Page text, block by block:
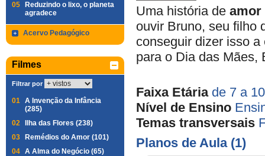
05
Reduzindo o lixo, o planeta
agradece
Acervo Pedagógico
Filmes
Filtrar por
01 A Invenção da Infância
(285)
02
Ilha das Flores (238)
03
Remédios do Amor (101)
04 A Alma do Negócio (65)
Uma história de amor
ouvir Bruno, seu filho
conseguir dizer isso
para o Dia das Mães,
Faixa Etária de 7 a
Nível de Ensino
Temas transversais
Planos de Aula (1)